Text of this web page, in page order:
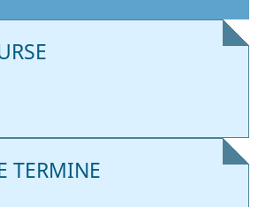
TERMINE